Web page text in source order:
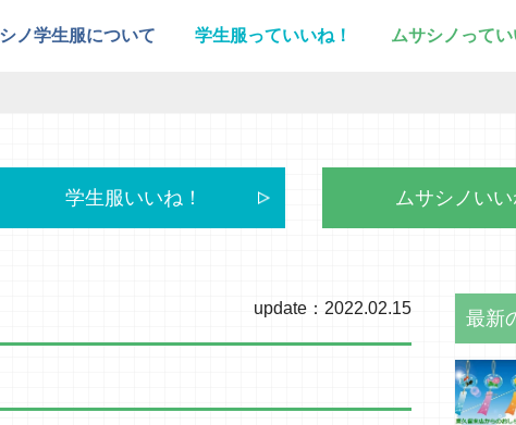
ノ学生服について 学生服っていいね！ ムサシノってい
学生服いいね！ ムサシノいい
update：2022.02.15 最新